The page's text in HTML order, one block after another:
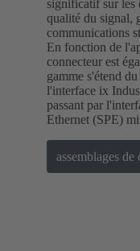
significatif sur les
qualité du signal,
communications
En fonction de
connecteur est
gamme s'étend
l'interface ix
passant par
Ethernet (SPE)
assemblages de